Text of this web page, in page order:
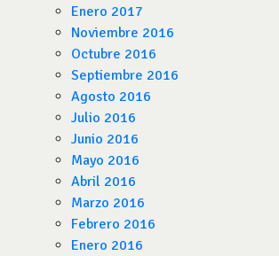
Enero 2017
Noviembre 2016
Octubre 2016
Septiembre 2016
Agosto 2016
Julio 2016
Junio 2016
Mayo 2016
Abril 2016
Marzo 2016
Febrero 2016
Enero 2016